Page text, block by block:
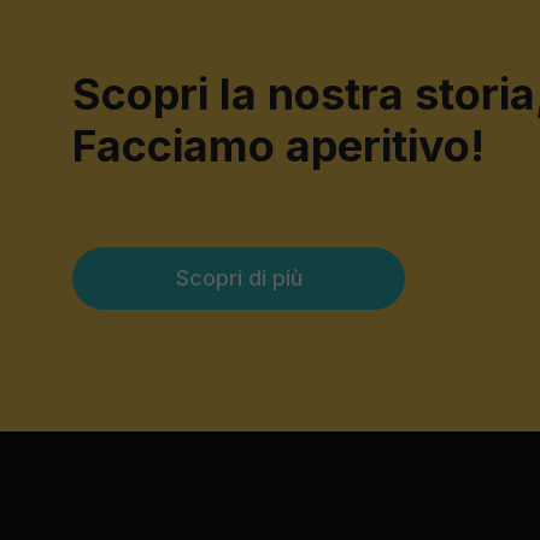
Scopri la nostra
Facciamo aperitivo!
Scopri di più